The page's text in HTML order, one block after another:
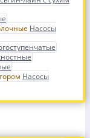
Насосы
Насосы